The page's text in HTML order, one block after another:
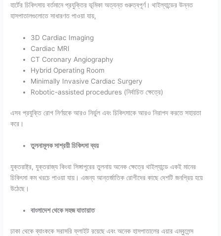
হার্টের চিকিৎসায় বর্তমানে প্রযুক্তির ভূমিকা অত্যন্ত গুরুত্বপূর্ণ। থাইল্যান্ডের উন্নত
হাসপাতালগুলোতে সাধারণত পাওয়া যায়,
3D Cardiac Imaging
Cardiac MRI
CT Coronary Angiography
Hybrid Operating Room
Minimally Invasive Cardiac Surgery
Robotic-assisted procedures (নির্বাচিত ক্ষেত্রে)
এসব প্রযুক্তি রোগ নির্ণয়কে আরও নির্ভুল এবং চিকিৎসাকে আরও নিরাপদ করতে সহায়তা
করে।
তুলনামূলক সাশ্রয়ী চিকিৎসা ব্যয়
যুক্তরাষ্ট্র, যুক্তরাজ্য কিংবা সিঙ্গাপুরের তুলনায় অনেক ক্ষেত্রে থাইল্যান্ডে একই মানের
চিকিৎসা কম খরচে পাওয়া যায়। এজন্য আন্তর্জাতিক রোগীদের কাছে দেশটি জনপ্রিয় হয়ে
উঠেছে।
বাংলাদেশ থেকে সহজ যাতায়াত
ঢাকা থেকে ব্যাংককে সরাসরি ফ্লাইট রয়েছে এবং অনেক হাসপাতালের এয়ার এম্বুলেন্স